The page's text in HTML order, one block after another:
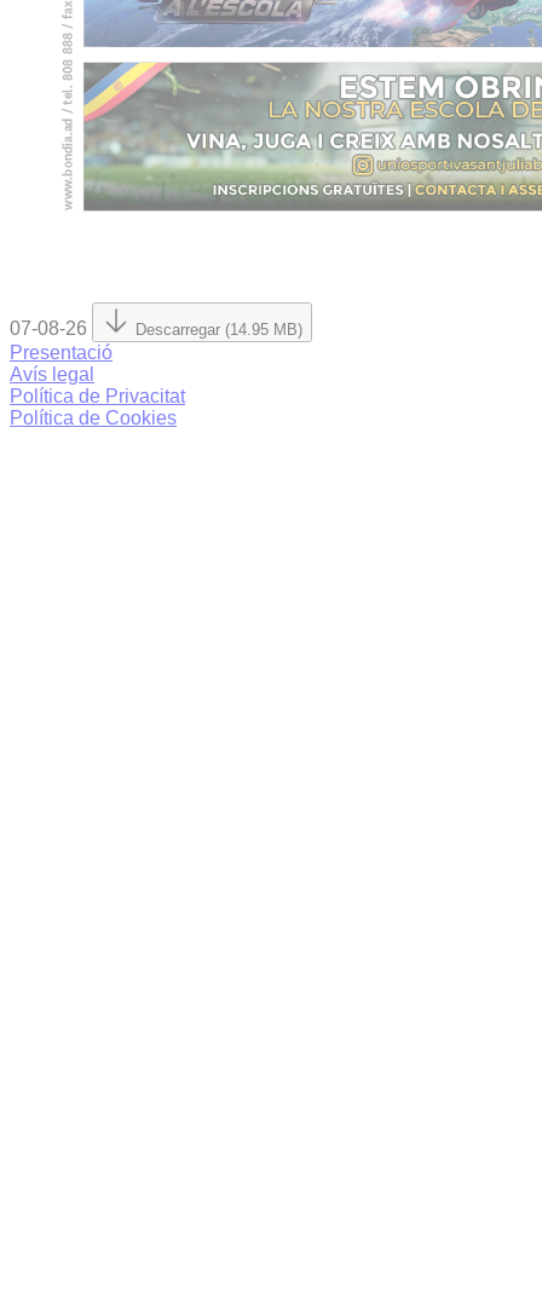
07-08-26 Descarregar (14.95 MB)
Presentació
Avís legal
Política de Privacitat
Política de Cookies